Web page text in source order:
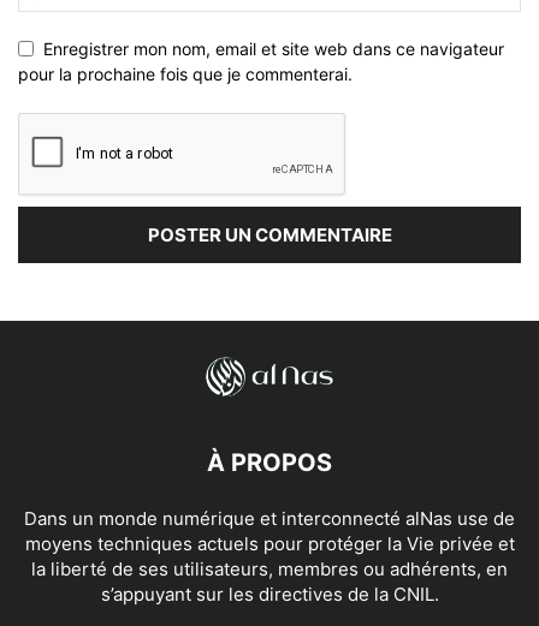
Enregistrer mon nom, email et site web dans ce navigateur
pour la prochaine fois que je commenterai.
À PROPOS
Dans un monde numérique et interconnecté alNas use de
moyens techniques actuels pour protéger la Vie privée et
la liberté de ses utilisateurs, membres ou adhérents, en
s’appuyant sur les directives de la CNIL.